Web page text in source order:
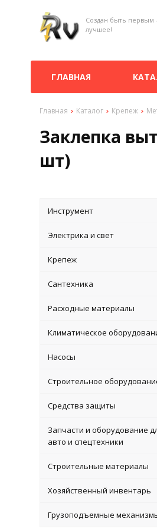
Создан быть первым
лучшее!
ГЛАВНАЯ
Главная Каталог Крепеж
Заклепка
шт)
Инструмент
Электрика и свет
Крепеж
Сантехника
Расходные материалы
Климатическое
Насосы
Строительное
Средства защиты
Запчасти и оборудование
авто и спецтехники
Строительные материалы
Хозяйственный инвентарь
Грузоподъемные